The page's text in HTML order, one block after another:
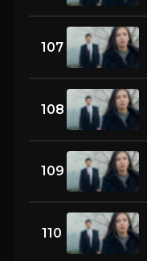
107
108
109
110